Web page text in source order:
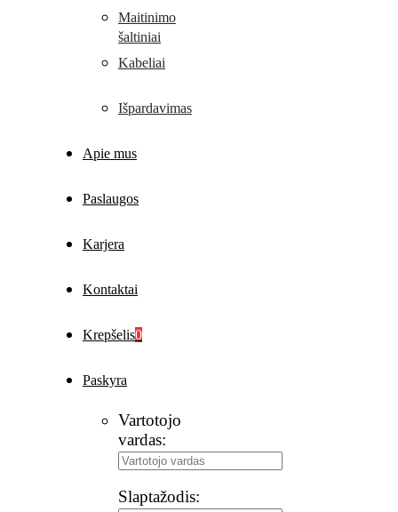
Maitinimo
šaltiniai
Kabeliai
Išpardavimas
Apie mus
Paslaugos
Karjera
Kontaktai
Krepšelis0
Paskyra
Vartotojo
vardas:
Slaptažodis: